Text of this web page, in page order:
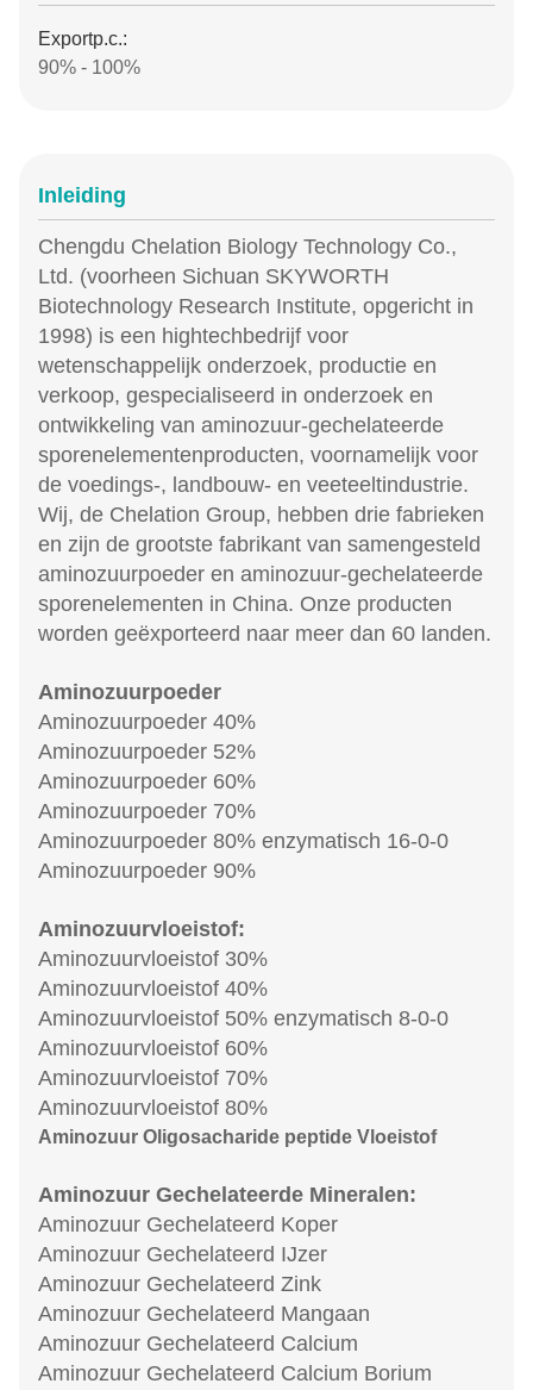
Exportp.c.:
90% - 100%
Inleiding
Chengdu Chelation Biology Technology Co.,
Ltd. (voorheen Sichuan SKYWORTH
Biotechnology Research Institute, opgericht in
1998) is een hightechbedrijf voor
wetenschappelijk onderzoek, productie en
verkoop, gespecialiseerd in onderzoek en
ontwikkeling van aminozuur-gechelateerde
sporenelementenproducten, voornamelijk voor
de voedings-, landbouw- en veeteeltindustrie.
Wij, de Chelation Group, hebben drie fabrieken
en zijn de grootste fabrikant van samengesteld
aminozuurpoeder en aminozuur-gechelateerde
sporenelementen in China. Onze producten
worden geëxporteerd naar meer dan 60 landen.
Aminozuurpoeder
Aminozuurpoeder 40%
Aminozuurpoeder 52%
Aminozuurpoeder 60%
Aminozuurpoeder 70%
Aminozuurpoeder 80% enzymatisch 16-0-0
Aminozuurpoeder 90%
Aminozuurvloeistof:
Aminozuurvloeistof 30%
Aminozuurvloeistof 40%
Aminozuurvloeistof 50% enzymatisch 8-0-0
Aminozuurvloeistof 60%
Aminozuurvloeistof 70%
Aminozuurvloeistof 80%
Aminozuur Oligosacharide peptide Vloeistof
Aminozuur Gechelateerde Mineralen:
Aminozuur Gechelateerd Koper
Aminozuur Gechelateerd IJzer
Aminozuur Gechelateerd Zink
Aminozuur Gechelateerd Mangaan
Aminozuur Gechelateerd Calcium
Aminozuur Gechelateerd Calcium Borium